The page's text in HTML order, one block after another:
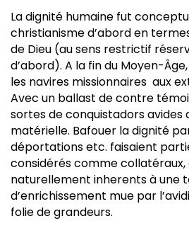
La dignité humaine fut
christianisme d’abord en
de Dieu (au sens restrictif
d’abord). A la fin du Moyen-
les navires missionnaires aux
Avec un ballast de contre
sortes de conquistadors avides
matérielle. Bafouer la dignité
déportations etc. faisaient
considérés comme
naturellement inherents à une
d’enrichissement mue par
folie de grandeurs.